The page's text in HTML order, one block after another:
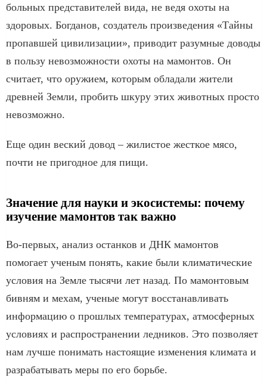
больных представителей вида, не ведя охоты на
здоровых. Богданов, создатель произведения «Тайны
пропавшей цивилизации», приводит разумные доводы
в пользу невозможности охоты на мамонтов. Он
считает, что оружием, которым обладали жители
древней Земли, пробить шкуру этих животных просто
невозможно.
Еще один веский довод – жилистое жесткое мясо,
почти не пригодное для пищи.
Значение для науки и экосистемы: почему
изучение мамонтов так важно
Во-первых, анализ останков и ДНК мамонтов
помогает ученым понять, какие были климатические
условия на Земле тысячи лет назад. По мамонтовым
бивням и мехам, ученые могут восстанавливать
информацию о прошлых температурах, атмосферных
условиях и распространении ледников. Это позволяет
нам лучше понимать настоящие изменения климата и
разрабатывать меры по его борьбе.